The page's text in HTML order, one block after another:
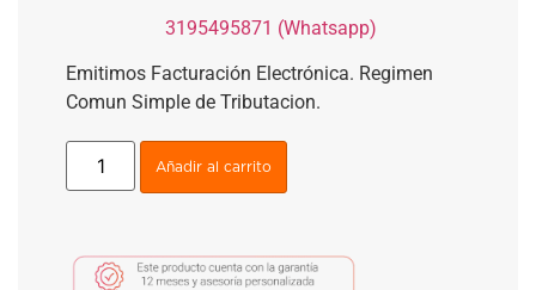
3195495871 (Whatsapp)
Emitimos Facturación Electrónica. Regimen
Comun Simple de Tributacion.
Añadir al carrito